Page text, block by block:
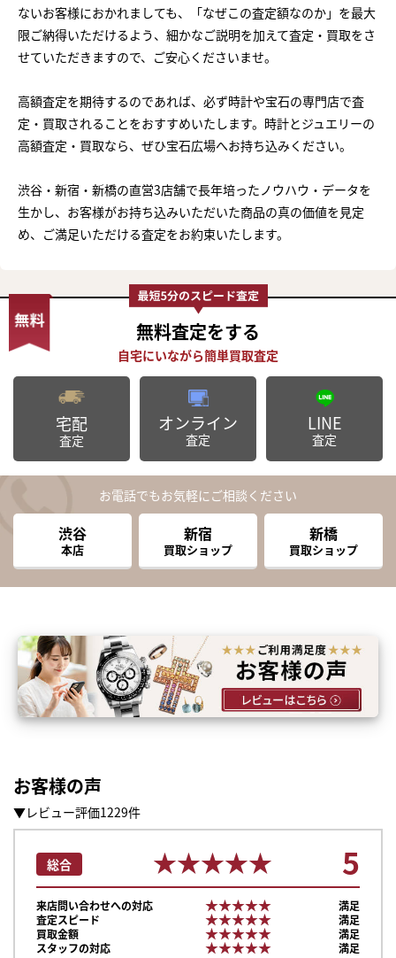
ないお客様におかれましても、「なぜこの査定額なのか」を最大
限ご納得いただけるよう、細かなご説明を加えて査定・買取をさ
せていただきますので、ご安心くださいませ。
高額査定を期待するのであれば、必ず時計や宝石の専門店で査
定・買取されることをおすすめいたします。時計とジュエリーの
高額査定・買取なら、ぜひ宝石広場へお持ち込みください。
渋谷・新宿・新橋の直営3店舗で長年培ったノウハウ・データを
生かし、お客様がお持ち込みいただいた商品の真の価値を見定
め、ご満足いただける査定をお約束いたします。
無料査定をする
宅配
査定
オンライン
査定
LINE
査定
お電話でもお気軽にご相談ください
渋谷
本店
新宿
買取ショップ
新橋
買取ショップ
お客様の声
▼レビュー評価1229件
総合 ★★★★★
★★★★★ 5
来店問い合わせへの対応 ★★★★★
★★★★★
満足
査定スピード
★★★★★
★★★★★
満足
買取金額
★★★★★
★★★★★
満足
スタッフの対応
★★★★★
★★★★★ 満足